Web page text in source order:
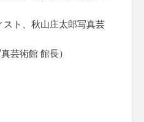
ト、秋山庄太郎写真芸
芸術館 館長）